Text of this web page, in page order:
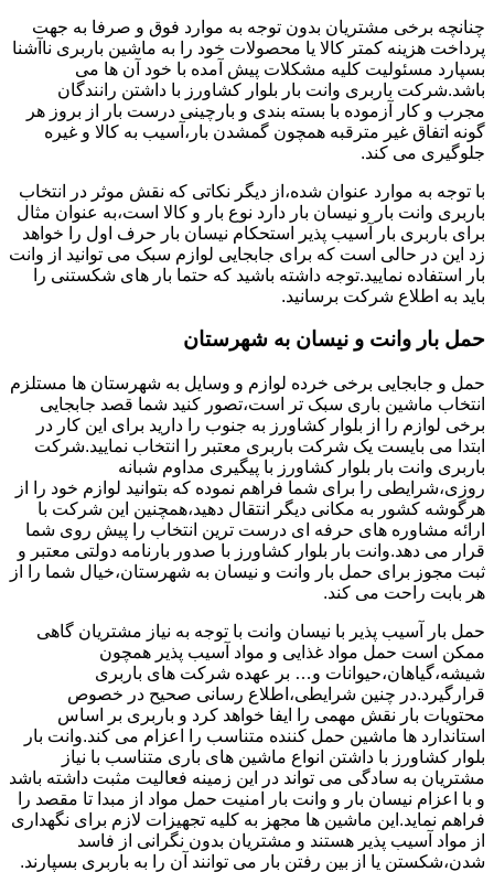
چنانچه برخی مشتریان بدون توجه به موارد فوق و صرفا به جهت
پرداخت هزینه کمتر کالا یا محصولات خود را به ماشین باربری ناآشنا
بسپارد مسئولیت کلیه مشکلات پیش آمده با خود آن ها می
باشد.شرکت باربری وانت بار بلوار کشاورز با داشتن رانندگان
مجرب و کار آزموده با بسته بندی و بارچینی درست بار از بروز هر
گونه اتفاق غیر مترقبه همچون گمشدن بار،آسیب به کالا و غیره
جلوگیری می کند.
با توجه به موارد عنوان شده،از دیگر نکاتی که نقش موثر در انتخاب
باربری وانت بار و نیسان بار دارد نوع بار و کالا است،به عنوان مثال
برای باربری بار آسیب پذیر استحکام نیسان بار حرف اول را خواهد
زد این در حالی است که برای جابجایی لوازم سبک می توانید از وانت
بار استفاده نمایید.توجه داشته باشید که حتما بار های شکستنی را
باید به اطلاع شرکت برسانید.
حمل بار وانت و نیسان به شهرستان
حمل و جابجایی برخی خرده لوازم و وسایل به شهرستان ها مستلزم
انتخاب ماشین باری سبک تر است،تصور کنید شما قصد جابجایی
برخی لوازم را از بلوار کشاورز به جنوب را دارید برای این کار در
ابتدا می بایست یک شرکت باربری معتبر را انتخاب نمایید.شرکت
باربری وانت بار بلوار کشاورز با پیگیری مداوم شبانه
روزی،شرایطی را برای شما فراهم نموده که بتوانید لوازم خود را از
هرگوشه کشور به مکانی دیگر انتقال دهید،همچنین این شرکت با
ارائه مشاوره های حرفه ای درست ترین انتخاب را پیش روی شما
قرار می دهد.وانت بار بلوار کشاورز با صدور بارنامه دولتی معتبر و
ثبت مجوز برای حمل بار وانت و نیسان به شهرستان،خیال شما را از
هر بابت راحت می کند.
حمل بار آسیب پذیر با نیسان وانت با توجه به نیاز مشتریان گاهی
ممکن است حمل مواد غذایی و مواد آسیب پذیر همچون
شیشه،گیاهان،حیوانات و… بر عهده شرکت های باربری
قرارگیرد.در چنین شرایطی،اطلاع رسانی صحیح در خصوص
محتویات بار نقش مهمی را ایفا خواهد کرد و باربری بر اساس
استاندارد ها ماشین حمل کننده متناسب را اعزام می کند.وانت بار
بلوار کشاورز با داشتن انواع ماشین های باری متناسب با نیاز
مشتریان به سادگی می تواند در این زمینه فعالیت مثبت داشته باشد
و با اعزام نیسان بار و وانت بار امنیت حمل مواد از مبدا تا مقصد را
فراهم نماید.این ماشین ها مجهز به کلیه تجهیزات لازم برای نگهداری
از مواد آسیب پذیر هستند و مشتریان بدون نگرانی از فاسد
شدن،شکستن یا از بین رفتن بار می توانند آن را به باربری بسپارند.